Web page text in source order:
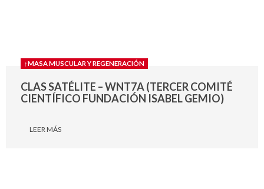
↑MASA MUSCULAR Y REGENERACIÓN
CLAS SATÉLITE – WNT7A (TERCER COMITÉ
CIENTÍFICO FUNDACIÓN ISABEL GEMIO)
LEER MÁS